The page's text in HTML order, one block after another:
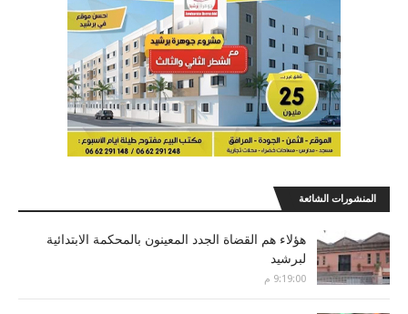
المنشورات الشائعة
هؤلاء هم القضاة الجدد المعينون بالمحكمة الابتدائية
لبرشيد
9:19:00 م